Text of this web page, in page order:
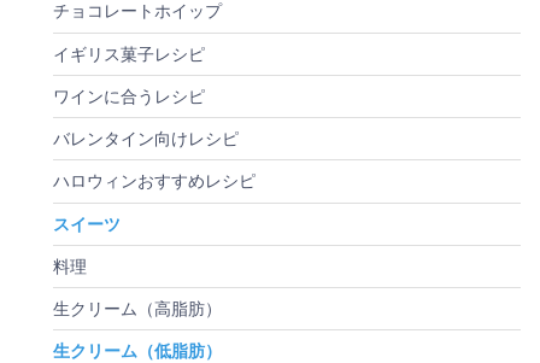
チョコレートホイップ
イギリス菓子レシピ
ワインに合うレシピ
バレンタイン向けレシピ
ハロウィンおすすめレシピ
スイーツ
料理
生クリーム（高脂肪）
生クリーム（低脂肪）